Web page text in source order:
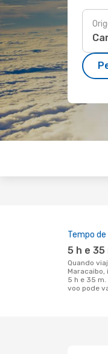
Tempo de
5 h e
Quando viajares de Caracas para
5 h e 35
voo pode